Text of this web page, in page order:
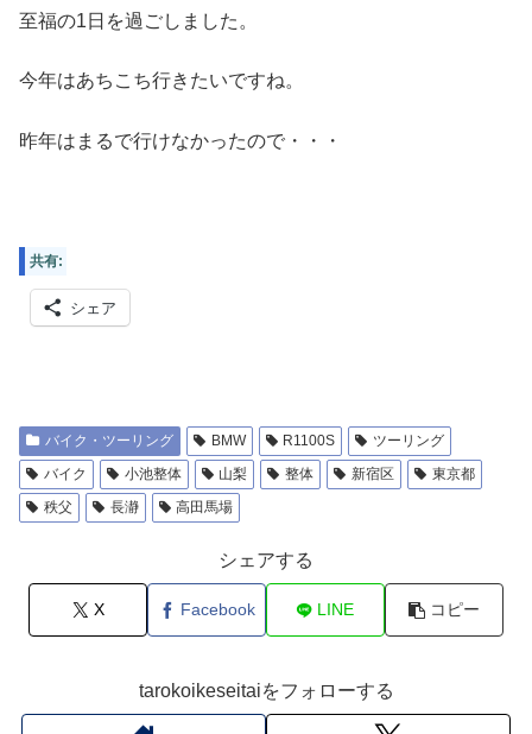
至福の1日を過ごしました。
今年はあちこち行きたいですね。
昨年はまるで行けなかったので・・・
共有:
シェア
バイク・ツーリング BMW R1100S
ツーリング
バイク
小池整体 山梨 整体 新宿区
東京都
秩父
長瀞 高田馬場
シェアする
X Facebook LINE コピー
tarokoikeseitaiをフォローする